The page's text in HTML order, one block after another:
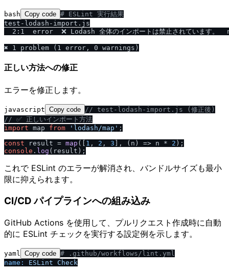
bash Copy code # ESLint 実行結果
test-lodash-import.js
2:1  error  ❌ Lodash 全体のインポートは禁止されています
正しい方法への修正
エラーを修正します。
javascript Copy code / / test-lodash-import.js (修正後)
/ / ✅ 正しいインポート方法
import map from 'lodash /map' ;
const result = map ([ 1 , 2 , 3 ], ( n ) => n * 2
console . log
これで ESLint のエラーが解消され、バンドルサイズも最小
限に抑えられます。
CI/CD パイプラインへの組み込み
GitHub Actions を使用して、プルリクエスト作成時に自動
的に ESLint チェックを実行する設定例を示します。
yaml Copy code # .github /workflows / lint.yml
name:
ESLint Check